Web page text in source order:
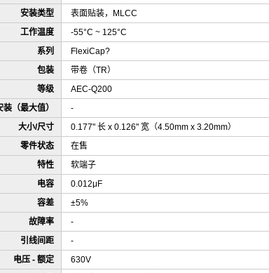
安装类型
表面贴装，MLCC
工作温度
-55°C ~ 125°C
系列
FlexiCap?
包装
带卷（TR）
等级
AEC-Q200
装（最大值）
-
大小/尺寸
0.177" 长 x 0.126" 宽（4.50mm x 3.20mm）
零件状态
在售
特性
软端子
电容
0.012μF
容差
±5%
故障率
-
引线间距
-
电压 - 额定
630V